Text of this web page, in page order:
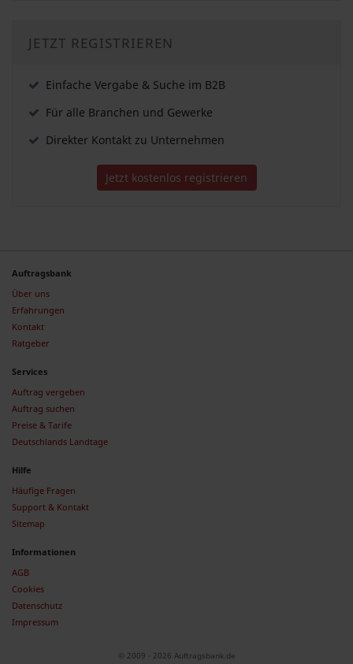
JETZT REGISTRIEREN
Einfache Vergabe & Suche im B2B
Für alle Branchen und Gewerke
Direkter Kontakt zu Unternehmen
Jetzt kostenlos registrieren
Auftragsbank
Über uns
Erfahrungen
Kontakt
Ratgeber
Services
Auftrag vergeben
Auftrag suchen
Preise & Tarife
Deutschlands Landtage
Hilfe
Häufige Fragen
Support & Kontakt
Sitemap
Informationen
AGB
Cookies
Datenschutz
Impressum
© 2009 - 2026 Auftragsbank.de